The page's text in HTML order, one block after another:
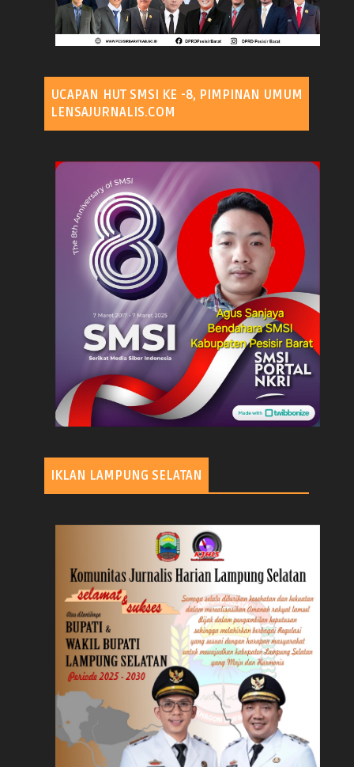
UCAPAN HUT SMSI KE -8, PIMPINAN UMUM
LENSAJURNALIS.COM
IKLAN LAMPUNG SELATAN